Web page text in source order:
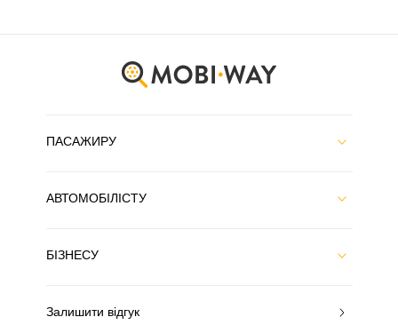
ПАСАЖИРУ
АВТОМОБІЛІСТУ
БІЗНЕСУ
Залишити відгук